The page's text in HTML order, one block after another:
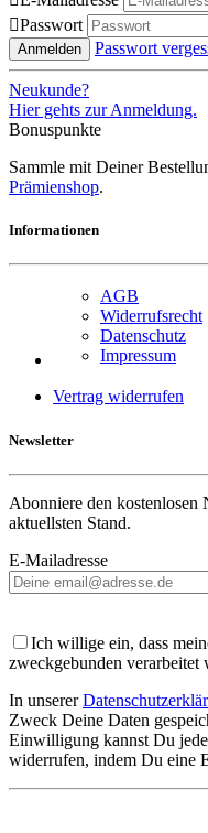
Passwort
Anmelden Passwort
Neukunde?
Hier gehts zur Anmeldung.
Bonuspunkte
Sammle mit Deiner
Prämienshop.
Informationen
AGB
Widerrufsrecht
Datenschutz
Impressum
Vertrag widerrufen
Newsletter
Abonniere den kostenlosen
aktuellsten Stand.
E-Mailadresse
Ich willige ein, dass
zweckgebunden verarbeitet
In unserer
Zweck Deine Daten
Einwilligung kannst Du
widerrufen, indem Du eine